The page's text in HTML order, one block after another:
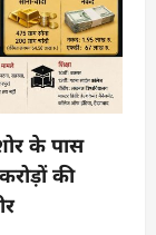
के पास
की